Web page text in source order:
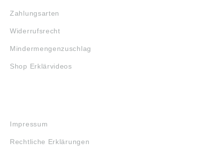
Zahlungsarten
Widerrufsrecht
Mindermengenzuschlag
Shop Erklärvideos
Impressum
Rechtliche Erklärungen